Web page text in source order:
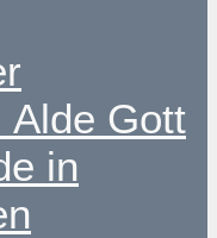
Alde Gott
in